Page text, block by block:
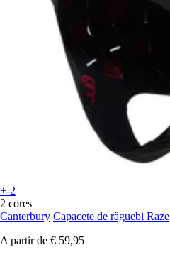
+-2
2 cores
Canterbury Capacete de râguebi Raze
A partir de € 59,95